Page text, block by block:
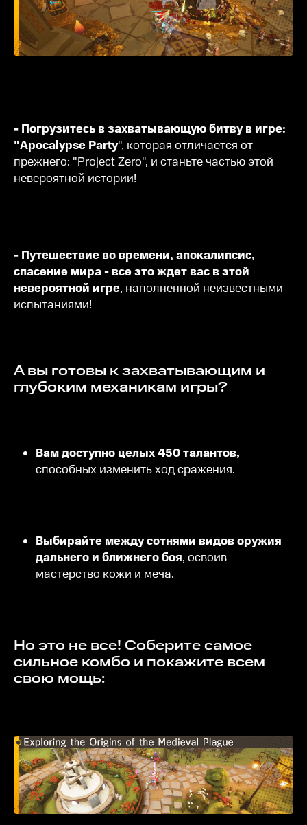
- Погрузитесь в захватывающую битву в игре:
"Apocalypse Party", которая отличается от
прежнего: "Project Zero", и станьте частью этой
невероятной истории!
- Путешествие во времени, апокалипсис,
спасение мира - все это ждет вас в этой
невероятной игре, наполненной неизвестными
испытаниями!
А вы готовы к захватывающим и
глубоким механикам игры?
Вам доступно целых 450 талантов,
способных изменить ход сражения.
Выбирайте между сотнями видов оружия
дальнего и ближнего боя, освоив
мастерство кожи и меча.
Но это не все! Соберите самое
сильное комбо и покажите всем
свою мощь: